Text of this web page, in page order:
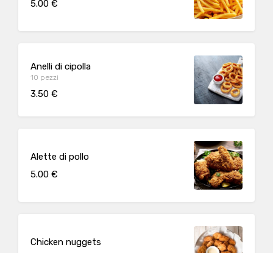
5.00 €
Anelli di cipolla
10 pezzi
3.50 €
Alette di pollo
5.00 €
Chicken nuggets